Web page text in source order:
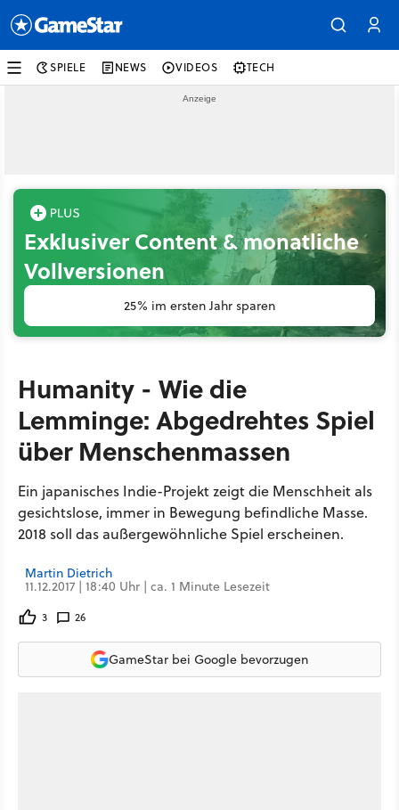
SPIELE NEWS VIDEOS TECH
Exklusiver Content & monatliche
Vollversionen
25% im ersten Jahr sparen
Humanity - Wie die
Lemminge: Abgedrehtes Spiel
über Menschenmassen
Ein japanisches Indie-Projekt zeigt die Menschheit als
gesichtslose, immer in Bewegung befindliche Masse.
2018 soll das außergewöhnliche Spiel erscheinen.
Martin Dietrich
11.12.2017 | 18:40 Uhr | ca. 1 Minute Lesezeit
3 26
GameStar bei Google bevorzugen